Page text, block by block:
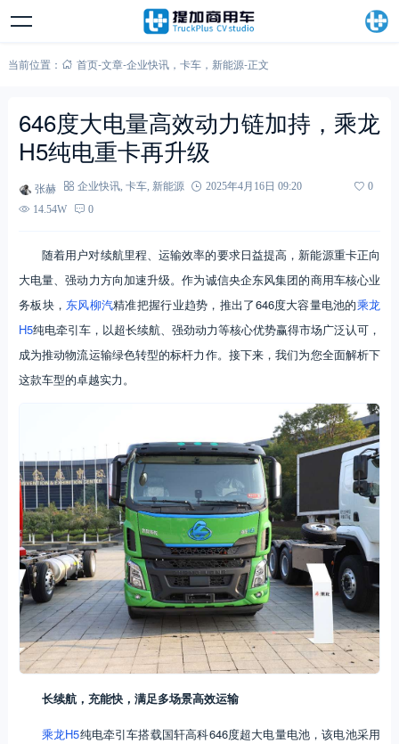
当前位置： 首页-文章-企业快讯， 卡车， 新能源-正文
646度大电量高效动力链加持，乘龙
H5纯电重卡再升级
张赫 企业快讯, 卡车, 新能源 2025年4月16日 09:20
0
14.54W
0
随着用户对续航里程、运输效率的要求日益提高，新能源重卡正向
大电量、强动力方向加速升级。作为诚信央企东风集团的商用车核心业
务板块， 东风柳汽精准把握行业趋势，推出了646度大容量电池的乘龙
H5纯电牵引车，以超长续航、强劲动力等核心优势赢得市场广泛认可，
成为推动物流运输绿色转型的标杆力作。接下来，我们为您全面解析下
这款车型的卓越实力。
长续航，充能快，满足多场景高效运输
乘龙H5纯电牵引车搭载国轩高科646度超大电量电池，该电池采用